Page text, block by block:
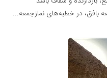
بافق، در خطبه‌های نمازجمعه...